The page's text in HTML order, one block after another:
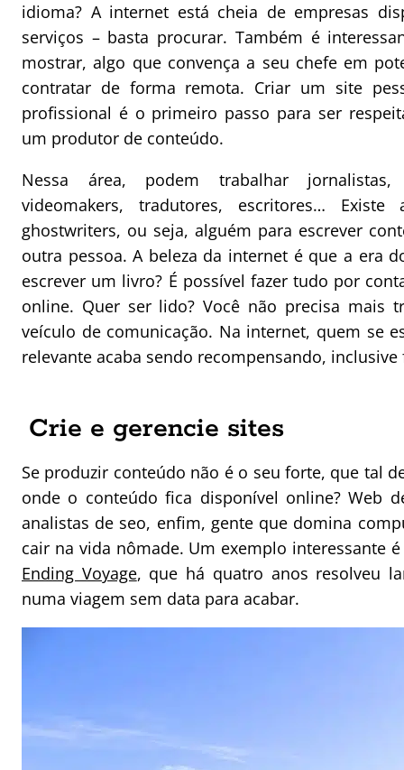
idioma? A internet está cheia de empresas
serviços – basta procurar. Também é
mostrar, algo que convença a seu chefe em
contratar de forma remota. Criar um site
profissional é o primeiro passo para ser
um produtor de conteúdo.
Nessa área, podem trabalhar jornalistas,
videomakers, tradutores, escritores…
ghostwriters, ou seja, alguém para escrever
outra pessoa. A beleza da internet é que a era
escrever um livro? É possível fazer tudo por
online. Quer ser lido? Você não precisa mais
veículo de comunicação. Na internet, quem se
relevante acaba sendo recompensando,
Crie e gerencie sites
Se produzir conteúdo não é o seu forte, que tal
onde o conteúdo fica disponível online? Web
analistas de seo, enfim, gente que domina
cair na vida nômade. Um exemplo interessante
Ending Voyage, que há quatro anos resolveu
numa viagem sem data para acabar.